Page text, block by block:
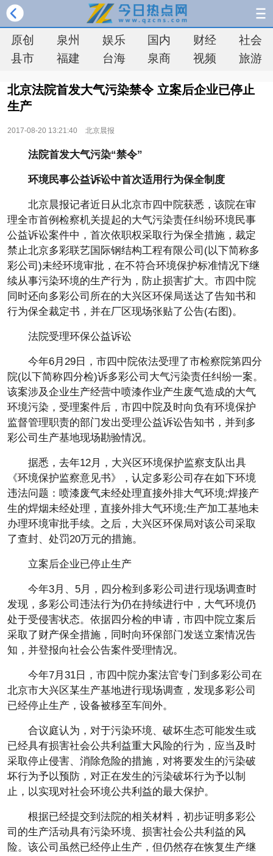
原创 泉州 娱乐 国内 财经
社会
县市
福建 台海 泉商 视频 旅游
北京法院首发大气污染禁令 立案后企业已停止
生产
2017-08-20 13:21:40 北京晨报
法院首发大气污染“禁令”
环境民事公益诉讼中首次适用行为保全制度
北京晨报记者近日从北京市四中院获悉，该院在审
理全市首例检察机关提起的大气污染责任纠纷环境民事
公益诉讼案件中，首次依职权采取行为保全措施，裁定
禁止北京多彩联艺国际钢结构工程有限公司(以下简称多
彩公司)未经环境审批，在不符合环境保护标准情况下继
续从事污染环境的生产行为，防止损害扩大。市四中院
同时还向多彩公司所在的大兴区环保局送达了告知书和
行为保全裁定书，并在厂区现场张贴了公告(右图)。
法院受理环保公益诉讼
今年6月29日，市四中院依法受理了市检察院第四分
院(以下简称四分检)诉多彩公司大气污染责任纠纷一案。
该案涉及企业生产经营中喷漆作业产生废气造成的大气
环境污染，受理案件后，市四中院及时向负有环境保护
监督管理职责的部门发出受理公益诉讼告知书，并到多
彩公司生产基地现场勘验情况。
据悉，去年12月，大兴区环境保护监察支队出具
《环境保护监察意见书》，认定多彩公司存在如下环境
违法问题：喷漆废气未经处理直接外排大气环境;焊接产
生的焊烟未经处理，直接外排大气环境;生产加工基地未
办理环境审批手续。之后，大兴区环保局对该公司采取
了查封、处罚20万元的措施。
立案后企业已停止生产
今年3月、5月，四分检到多彩公司进行现场调查时
发现，多彩公司违法行为仍在持续进行中，大气环境仍
处于受侵害状态。依据四分检的申请，市四中院立案后
采取了财产保全措施，同时向环保部门发送立案情况告
知，并登报向社会公告案件受理情况。
今年7月31日，市四中院办案法官专门到多彩公司在
北京市大兴区某生产基地进行现场调查，发现多彩公司
已经停止生产，设备被移至车间外。
合议庭认为，对于污染环境、破坏生态可能发生或
已经具有损害社会公共利益重大风险的行为，应当及时
采取停止侵害、消除危险的措施，对将要发生的污染破
坏行为予以预防，对正在发生的污染破坏行为予以制
止，以实现对社会环境公共利益的最大保护。
根据已经提交到法院的相关材料，初步证明多彩公
司的生产活动具有污染环境、损害社会公共利益的风
险。该公司虽然已经停止生产，但仍然存在恢复生产继